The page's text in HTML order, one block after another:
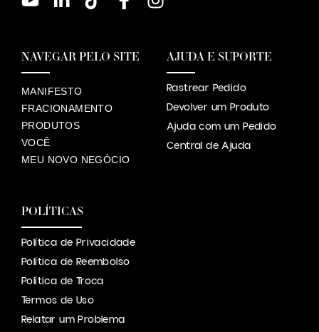
NAVEGAR PELO SITE
MANIFESTO
FRACIONAMENTO
PRODUTOS
VOCÊ
MEU NOVO NEGÓCIO
AJUDA E SUPORTE
Rastrear Pedido
Devolver um Produto
Ajuda com um Pedido
Central de Ajuda
POLÍTICAS
Política de Privacidade
Política de Reembolso
Política de Troca
Termos de Uso
Relatar um Problema